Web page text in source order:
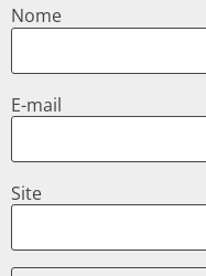
Nome
E-mail
Site